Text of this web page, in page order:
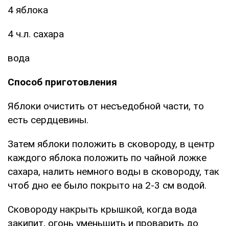
4 яблока
4 ч.л. сахара
вода
Способ приготовления
Яблоки очистить от несъедобной части, то
есть сердцевины.
Затем яблоки положить в сковороду, в центр
каждого яблока положить по чайной ложке
сахара, налить немного воды в сковороду, так
чтоб дно ее было покрыто на 2-3 см водой.
Сковороду накрыть крышкой, когда вода
закипит, огонь уменьшить и проварить до